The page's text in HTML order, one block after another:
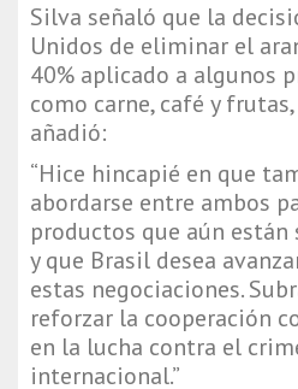
Silva señaló que la
Unidos de eliminar el
40% aplicado a algunos
como carne, café y
añadió:
“Hice hincapié en que
abordarse entre ambos
productos que aún están
y que Brasil desea
estas negociaciones.
reforzar la cooperación
en la lucha contra el
internacional.”